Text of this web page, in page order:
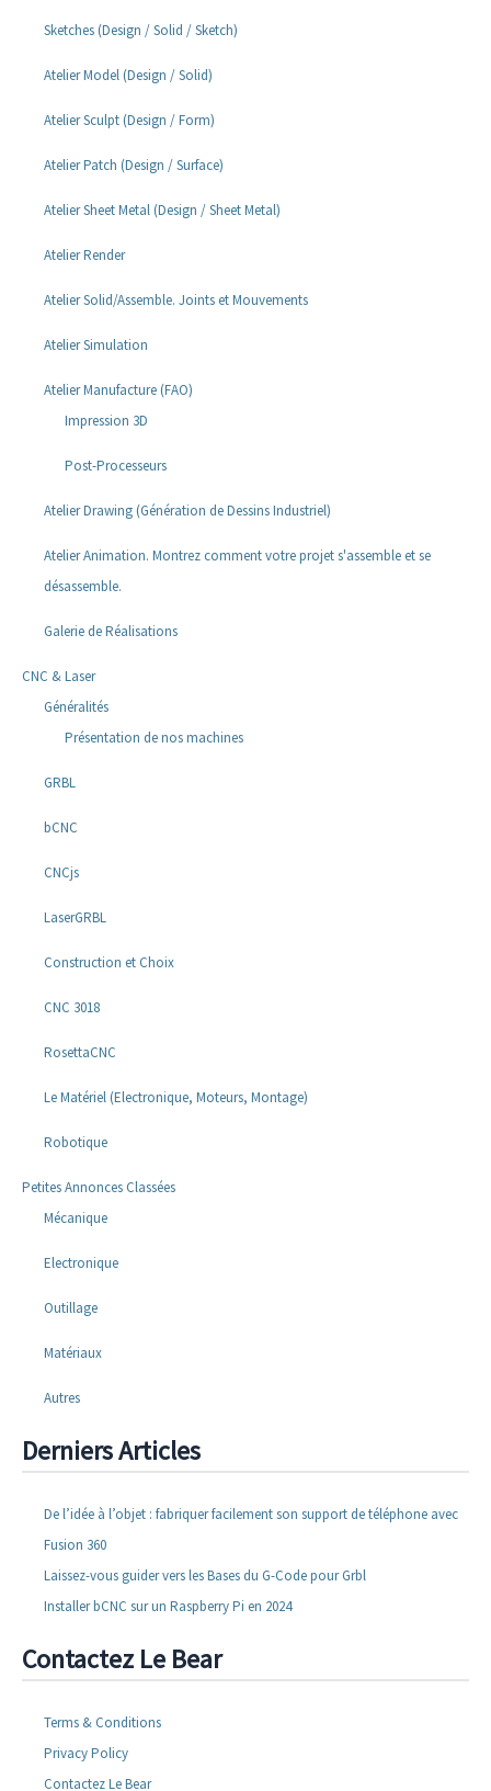
Sketches (Design / Solid / Sketch)
Atelier Model (Design / Solid)
Atelier Sculpt (Design / Form)
Atelier Patch (Design / Surface)
Atelier Sheet Metal (Design / Sheet Metal)
Atelier Render
Atelier Solid/Assemble. Joints et Mouvements
Atelier Simulation
Atelier Manufacture (FAO)
Impression 3D
Post-Processeurs
Atelier Drawing (Génération de Dessins Industriel)
Atelier Animation. Montrez comment votre projet s'assemble et se
désassemble.
Galerie de Réalisations
CNC & Laser
Généralités
Présentation de nos machines
GRBL
bCNC
CNCjs
LaserGRBL
Construction et Choix
CNC 3018
RosettaCNC
Le Matériel (Electronique, Moteurs, Montage)
Robotique
Petites Annonces Classées
Mécanique
Electronique
Outillage
Matériaux
Autres
Derniers Articles
De l’idée à l’objet : fabriquer facilement son support de téléphone avec
Fusion 360
Laissez-vous guider vers les Bases du G-Code pour Grbl
Installer bCNC sur un Raspberry Pi en 2024
Contactez Le Bear
Terms & Conditions
Privacy Policy
Contactez Le Bear